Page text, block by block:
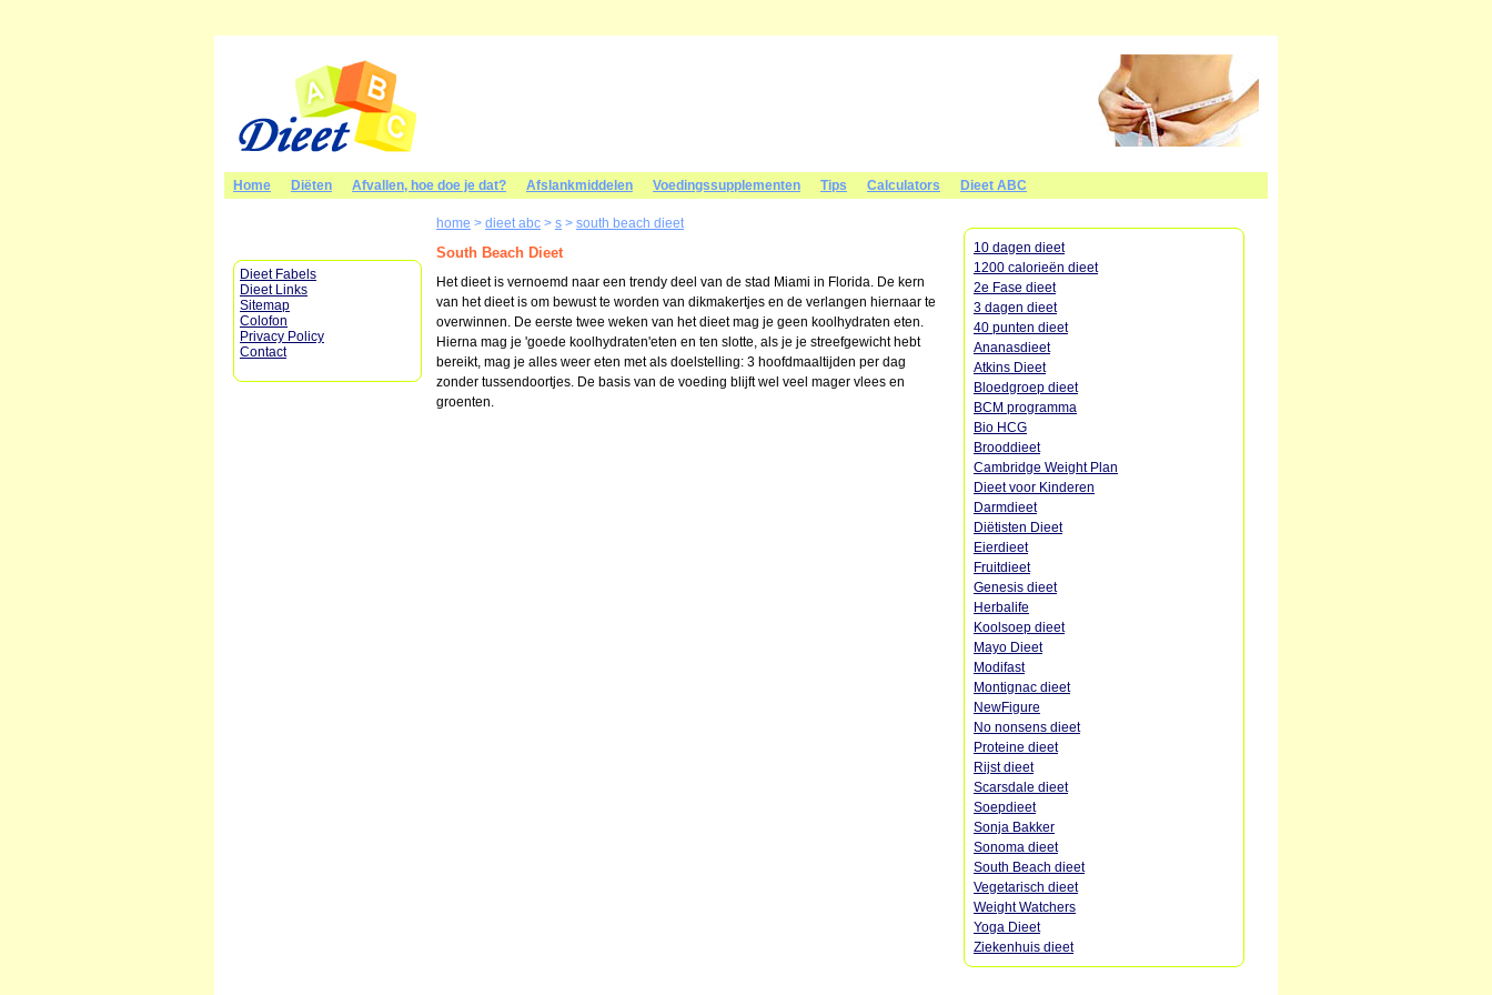
Home Diëten Afvallen, hoe doe je dat? Afslankmiddelen Voedingssupplementen Tips Calculators Dieet ABC
Dieet Fabels
Dieet Links
Sitemap
Colofon
Privacy Policy
Contact
home > dieet abc > s > south beach dieet
10 dagen dieet
1200 calorieën dieet
2e Fase dieet
3 dagen dieet
40 punten dieet
Ananasdieet
Atkins Dieet
Bloedgroep dieet
BCM programma
Bio HCG
Brooddieet
Cambridge Weight Plan
Dieet voor Kinderen
Darmdieet
Diëtisten Dieet
Eierdieet
Fruitdieet
Genesis dieet
Herbalife
Koolsoep dieet
Mayo Dieet
Modifast
Montignac dieet
NewFigure
No nonsens dieet
Proteine dieet
Rijst dieet
Scarsdale dieet
Soepdieet
Sonja Bakker
Sonoma dieet
South Beach dieet
Vegetarisch dieet
Weight Watchers
Yoga Dieet
Ziekenhuis dieet
South Beach Dieet
Het dieet is vernoemd naar een trendy deel van de stad Miami in Florida. De kern
van het dieet is om bewust te worden van dikmakertjes en de verlangen hiernaar te
overwinnen. De eerste twee weken van het dieet mag je geen koolhydraten eten.
Hierna mag je 'goede koolhydraten'eten en ten slotte, als je je streefgewicht hebt
bereikt, mag je alles weer eten met als doelstelling: 3 hoofdmaaltijden per dag
zonder tussendoortjes. De basis van de voeding blijft wel veel mager vlees en
groenten.